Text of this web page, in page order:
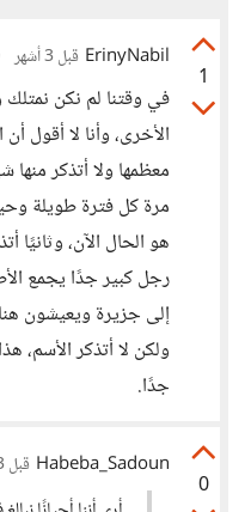
1
ErinyNabil قبل 3 أشهر
في وقتنا لم نكن نمتلك
الأخرى، وأنا لا أقول
معظمها ولا أتذكر
مرة كل فترة طويلة
هو الحال الآن،
رجل كبير جدًا يجمع
إلى جزيرة ويعيشون
ولكن لا أتذكر الأسم،
جدًا.
0
Habeba_Sadoun قبل 3 أشهر